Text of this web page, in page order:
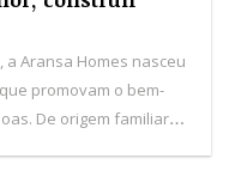
a Aransa Homes nasceu
promovam o bem-
De origem familiar e